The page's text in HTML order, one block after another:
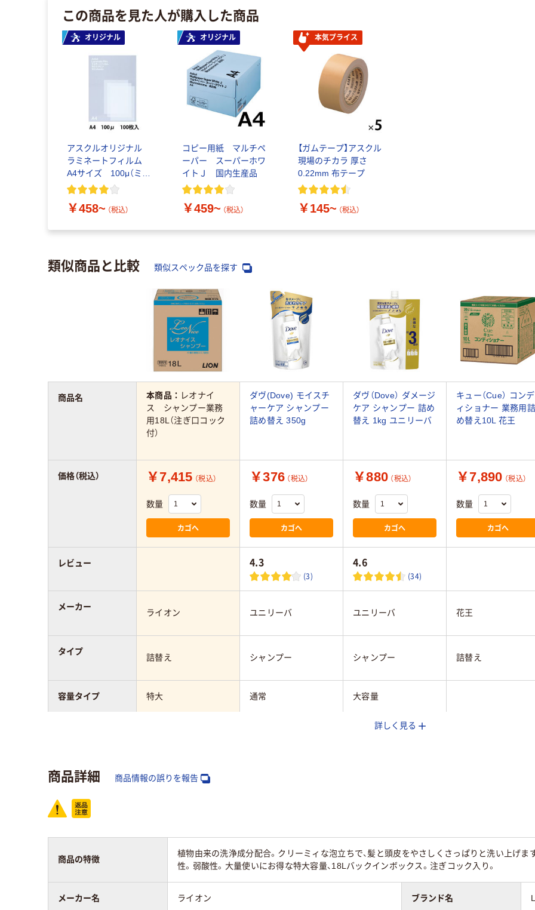
この商品を見た人が購入した商品
オリジナル
アスクルオリジナル
ラミネートフィルム
A4サイズ 100μ（ミク
ロン）
￥458~ （税込）
オリジナル
コピー用紙 マルチペ
ーパー スーパーホワ
イトＪ 国内生産品
￥459~ （税込）
本気プライス
【ガムテープ】アスクル
現場のチカラ 厚さ
0.22mm 布テープ
￥145~ （税込）
類似商品と比較 類似スペック品を探す
本商品： レオナイ
ス シャンプー業務
用18L（注ぎ口コック
付）
ダヴ(Dove) モイスチ
ャーケア シャンプー
詰め替え 350g
ダヴ（Dove） ダメージ
ケア シャンプー 詰め
替え 1kg ユニリーバ
キュー（Cue） コンデ
ィショナー 業務用詰
め替え10L 花王
￥7,415 （税込）
数量
カゴへ
￥376 （税込）
数量
カゴへ
￥880 （税込）
数量
カゴへ
￥7,890 （税込）
数量
カゴへ
4.3
(3)
4.6
(34)
ライオン ユニリーバ ユニリーバ 花王
詰替え シャンプー シャンプー 詰替え
特大 通常 大容量
詰め替え
商品名
価格（税込）
レビュー
メーカー
タイプ
容量タイプ
スコア
詳しく見る
商品詳細 商品情報の誤りを報告
商品の特徴
植物由来の洗浄成分配合。クリーミィな泡立ちで、髪と頭皮をやさしくさっぱりと洗い上げ
性。弱酸性。大量使いにお得な特大容量、18Lバックインボックス。注ぎコック入り。
メーカー名 ライオン ブランド名